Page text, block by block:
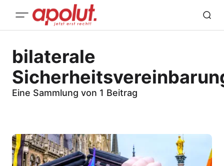
bilaterale
Eine Sammlung von 1 Beitrag